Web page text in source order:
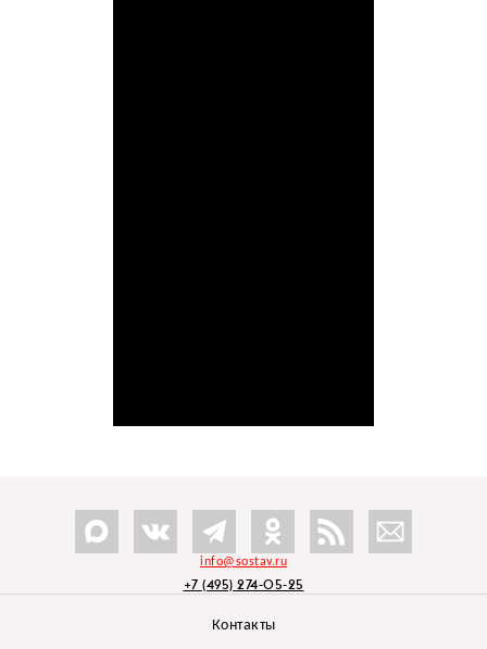
info@sostav.ru
+7 (495) 274-05-25
Контакты